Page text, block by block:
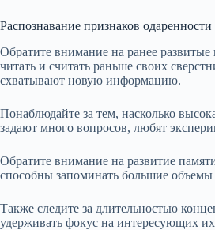
Распознавание признаков одаренности
Обратите внимание на ранее
читать и считать раньше своих
схватывают новую информацию.
Понаблюдайте за тем, насколько
задают много вопросов, любят
Обратите внимание на развитие
способны запоминать большие
Также следите за длительностью
удерживать фокус на интересующих их